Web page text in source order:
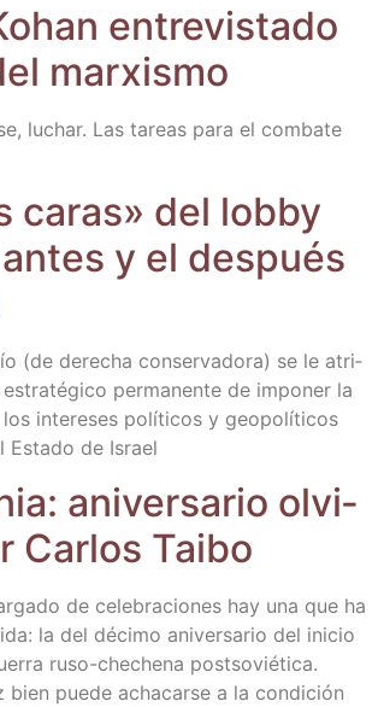
entre­vis­ta­do
marxismo
luchar. Las tareas para el com­ba­te
caras» del lobby
y el des­pués
(de dere­cha con­ser­va­do­ra) se le atri­
per­ma­nen­te de impo­ner la
intere­ses polí­ti­cos y geo­po­lí­ti­cos
Esta­do de Israel
ani­ver­sa­rio olvi­
Car­los Taibo
de cele­bra­cio­nes hay una que ha
la del déci­mo ani­ver­sa­rio del ini­cio
ruso-che­­che­­na post­so­vié­ti­ca.
bien pue­de acha­car­se a la con­di­ción